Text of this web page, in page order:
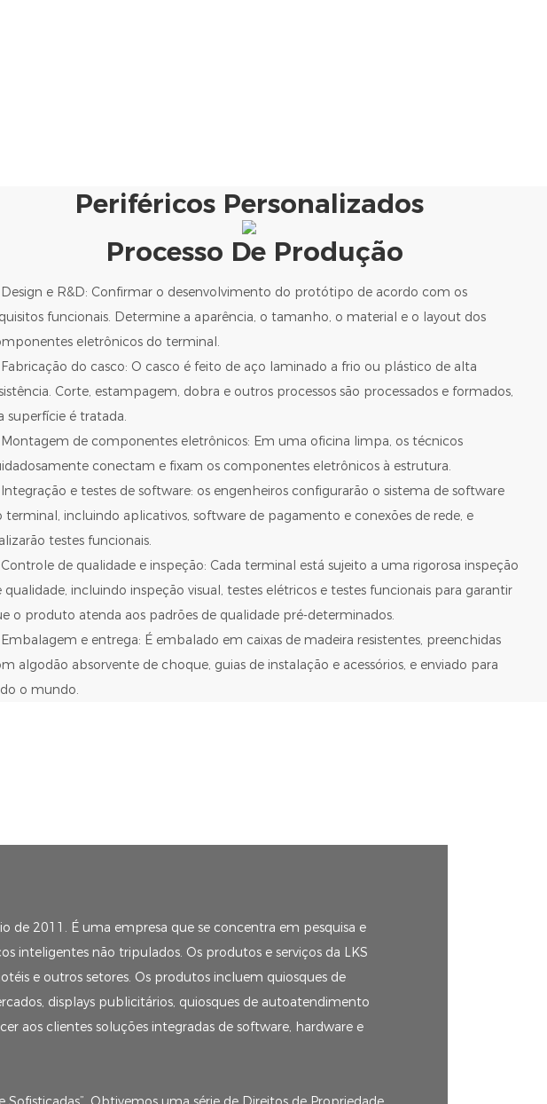
Periféricos Personalizados
Processo De Produção
Design e R&D: Confirmar o desenvolvimento do protótipo de acordo com os
funcionais. Determine a aparência, o tamanho, o material e o layout dos
eletrônicos do terminal.
do casco: O casco é feito de aço laminado a frio ou plástico de alta
Corte, estampagem, dobra e outros processos são processados ​​e formados,
superfície é tratada.
de componentes eletrônicos: Em uma oficina limpa, os técnicos
conectam e fixam os componentes eletrônicos à estrutura.
e testes de software: os engenheiros configurarão o sistema de software
terminal, incluindo aplicativos, software de pagamento e conexões de rede, e
testes funcionais.
de qualidade e inspeção: Cada terminal está sujeito a uma rigorosa inspeção
qualidade, incluindo inspeção visual, testes elétricos e testes funcionais para garantir
o produto atenda aos padrões de qualidade pré-determinados.
e entrega: É embalado em caixas de madeira resistentes, preenchidas
algodão absorvente de choque, guias de instalação e acessórios, e enviado para
o mundo.
de 2011. É uma empresa que se concentra em pesquisa e
inteligentes não tripulados. Os produtos e serviços da LKS
e outros setores. Os produtos incluem quiosques de
displays publicitários, quiosques de autoatendimento
aos clientes soluções integradas de software, hardware e